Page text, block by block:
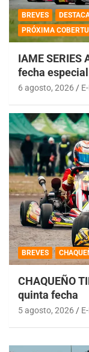
BREVES
PRÓXIMA
IAME SERIES
fecha
6 agosto, 2026
BREVES
CHAQUEÑO
quinta fecha
5 agosto, 2026